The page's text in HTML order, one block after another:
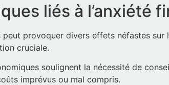
liés à l’anxiété
peut provoquer divers effets néfastes
cruciale.
soulignent la nécessité de
imprévus ou mal compris.